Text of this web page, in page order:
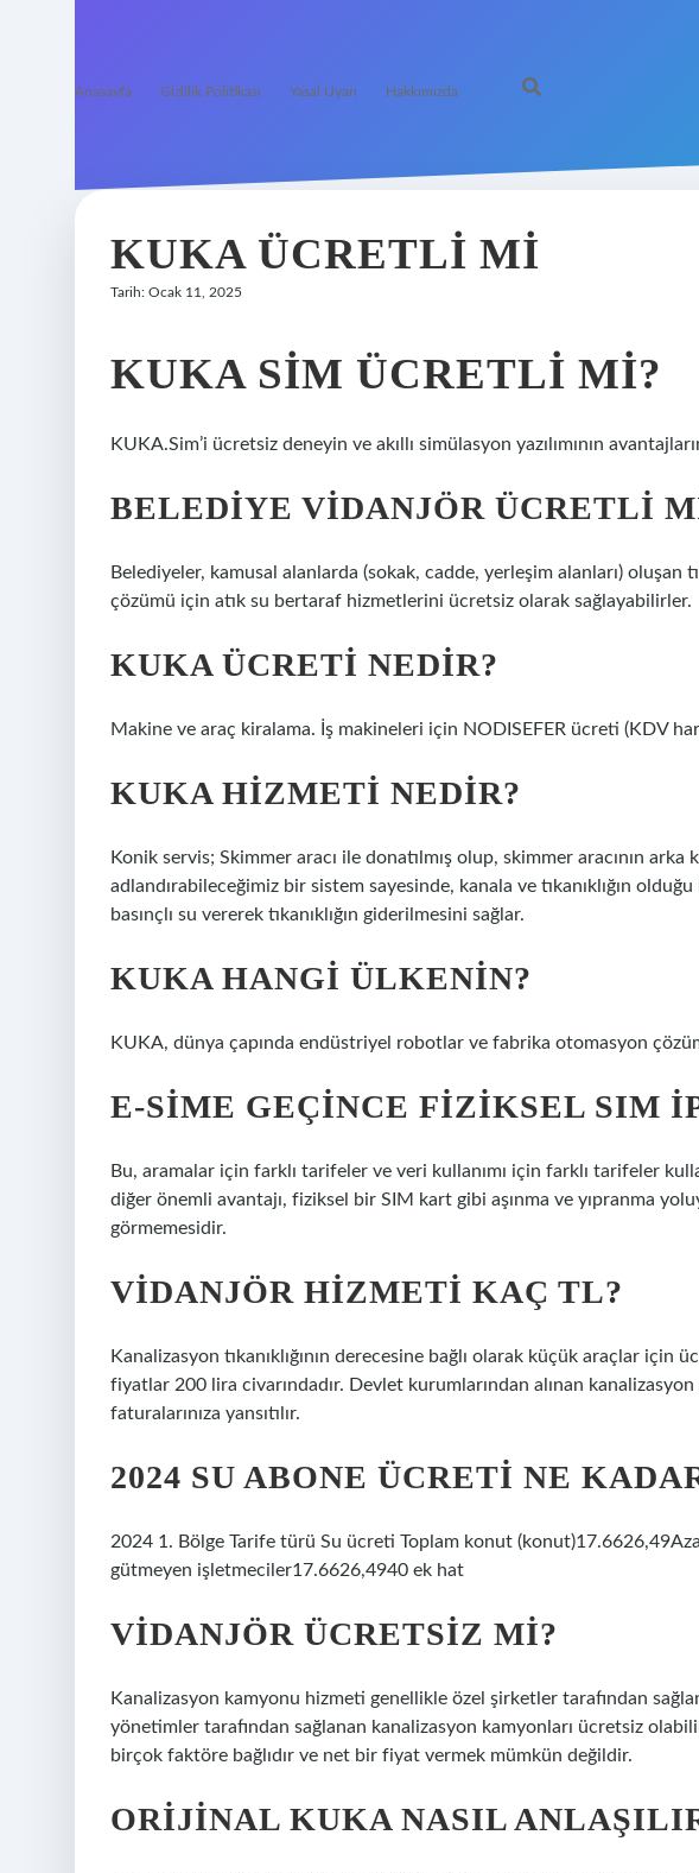
Anasayfa Gizlilik Politikası Yasal Uyarı Hakkımızda
KUKA ÜCRETLI MI
Tarih: Ocak 11, 2025
KUKA SIM ÜCRETLI MI?
KUKA.Sim’i ücretsiz deneyin ve akıllı simülasyon yazılımının
BELEDIYE VIDANJÖR ÜCRETLI
Belediyeler, kamusal alanlarda (sokak, cadde, yerleşim alanları) oluşan
çözümü için atık su bertaraf hizmetlerini ücretsiz olarak sağlayabilirler.
KUKA ÜCRETI NEDIR?
Makine ve araç kiralama. İş makineleri için NODISEFER ücreti (KDV
KUKA HIZMETI NEDIR?
Konik servis; Skimmer aracı ile donatılmış olup, skimmer aracının arka
adlandırabileceğimiz bir sistem sayesinde, kanala ve tıkanıklığın
basınçlı su vererek tıkanıklığın giderilmesini sağlar.
KUKA HANGI ÜLKENIN?
KUKA, dünya çapında endüstriyel robotlar ve fabrika otomasyon
E-SIME GEÇINCE FIZIKSEL SIM
Bu, aramalar için farklı tarifeler ve veri kullanımı için farklı tarifeler
diğer önemli avantajı, fiziksel bir SIM kart gibi aşınma ve yıpranma
görmemesidir.
VIDANJÖR HIZMETI KAÇ TL?
Kanalizasyon tıkanıklığının derecesine bağlı olarak küçük araçlar
fiyatlar 200 lira civarındadır. Devlet kurumlarından alınan
faturalarınıza yansıtılır.
2024 SU ABONE ÜCRETI NE
2024 1. Bölge Tarife türü Su ücreti Toplam konut
gütmeyen işletmeciler17.6626,4940 ek hat
VIDANJÖR ÜCRETSIZ MI?
Kanalizasyon kamyonu hizmeti genellikle özel şirketler tarafından
yönetimler tarafından sağlanan kanalizasyon kamyonları ücretsiz
birçok faktöre bağlıdır ve net bir fiyat vermek mümkün değildir.
ORIJINAL KUKA NASIL